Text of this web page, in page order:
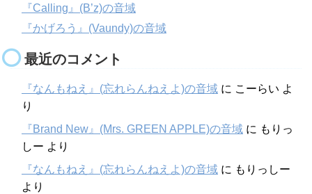
『Calling』(B’z)の音域
『かげろう』(Vaundy)の音域
最近のコメント
『なんもねえ』(忘れらんねえよ)の音域 に こーらい よ
り
『Brand New』(Mrs. GREEN APPLE)の音域 に もりっ
しー より
『なんもねえ』(忘れらんねえよ)の音域 に もりっしー
より